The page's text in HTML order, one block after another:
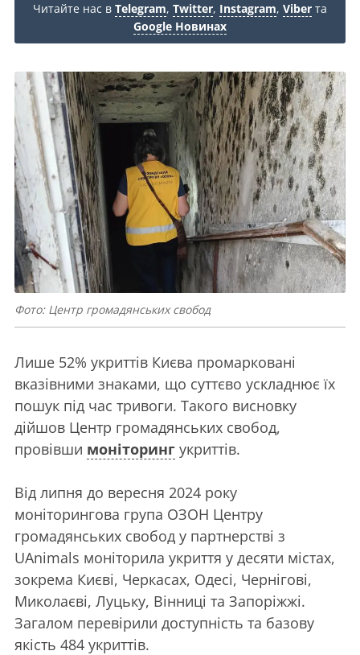
Читайте нас в Telegram, Twitter, Instagram, Viber та
Google Новинах
Фото: Центр громадянських свобод
Лише 52% укриттів Києва промарковані
вказівними знаками, що суттєво ускладнює їх
пошук під час тривоги. Такого висновку
дійшов Центр громадянських свобод,
провівши моніторинг укриттів.
Від липня до вересня 2024 року
моніторингова група ОЗОН Центру
громадянських свобод у партнерстві з
UAnimals моніторила укриття у десяти містах,
зокрема Києві, Черкасах, Одесі, Чернігові,
Миколаєві, Луцьку, Вінниці та Запоріжжі.
Загалом перевірили доступність та базову
якість 484 укриттів.